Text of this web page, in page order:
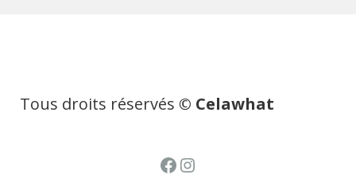
Tous droits réservés © Celawhat
Facebook
Instagram